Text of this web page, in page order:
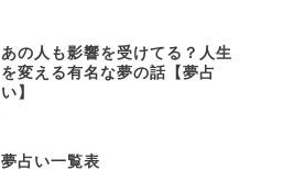
あの人も影響を受けてる？人生
を変える有名な夢の話【夢占
い】
夢占い一覧表